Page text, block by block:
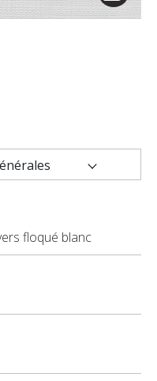
floqué blanc